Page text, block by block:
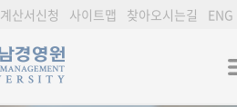
계산서신청 사이트맵 찾아오시는길 ENG